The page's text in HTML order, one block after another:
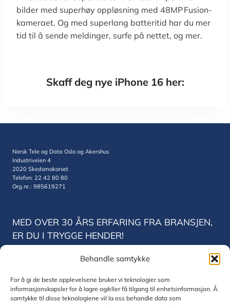
Behandle samtykke
For å gi de beste opplevelsene bruker vi teknologier som
informasjonskapsler for å lagre og/eller få tilgang til enhetsinformasjon. Å
samtykke til disse teknologiene vil la oss behandle data som
bilder med superhøy oppløsning med 48MP Fusion-
kameraet. Og med superlang batteritid har du mer
tid til å sende meldinger, surfe på nettet, og mer.
Skaff deg nye iPhone 16 her:
Norsk Tele og Data Oslo og Akershus
Industriveien 4
2020 Skedsmokorset
Telefon: 22 42 80 80
Org.nr.: 985619271
MED OVER 30 ÅRS ERFARING FRA BRANSJEN,
ER DU I TRYGGE HENDER!
Norsk Tele og Data Trondheim
7075 Trondheim
Telefon: 22 42 80 80
Org.nr.: 830771832